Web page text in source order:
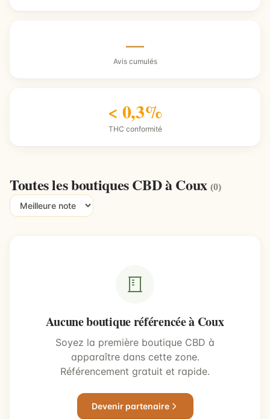
—
Avis cumulés
< 0,3%
THC conformité
Toutes les boutiques CBD à Coux(0)
Aucune boutique référencée à Coux
Soyez la première boutique CBD à
apparaître dans cette zone.
Référencement gratuit et rapide.
Devenir partenaire